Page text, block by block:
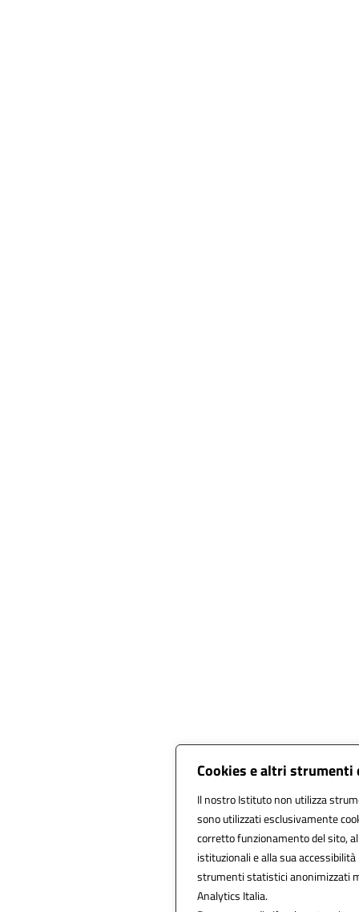
Cookies e altri strumenti
Il nostro Istituto non utilizza
sono utilizzati esclusivamente
corretto funzionamento del sito,
istituzionali e alla sua
strumenti statistici anonimizzati
Analytics Italia.